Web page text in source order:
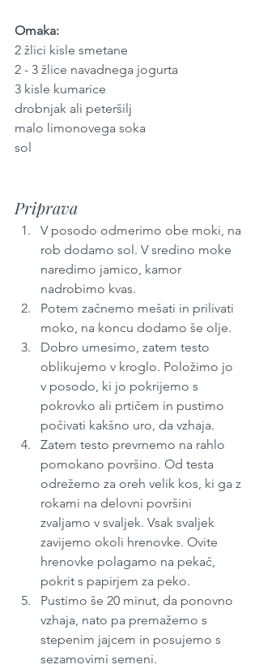
Omaka:
2 žlici kisle smetane
2 - 3 žlice navadnega jogurta
3 kisle kumarice
drobnjak ali peteršilj
malo limonovega soka
sol
Priprava
V posodo odmerimo obe moki, na
rob dodamo sol. V sredino moke
naredimo jamico, kamor
nadrobimo kvas.
Potem začnemo mešati in prilivati
moko, na koncu dodamo še olje.
Dobro umesimo, zatem testo
oblikujemo v kroglo. Položimo jo
v posodo, ki jo pokrijemo s
pokrovko ali prtičem in pustimo
počivati kakšno uro, da vzhaja.
Zatem testo prevrnemo na rahlo
pomokano površino. Od testa
odrežemo za oreh velik kos, ki ga z
rokami na delovni površini
zvaljamo v svaljek. Vsak svaljek
zavijemo okoli hrenovke. Ovite
hrenovke polagamo na pekač,
pokrit s papirjem za peko.
Pustimo še 20 minut, da ponovno
vzhaja, nato pa premažemo s
stepenim jajcem in posujemo s
sezamovimi semeni.